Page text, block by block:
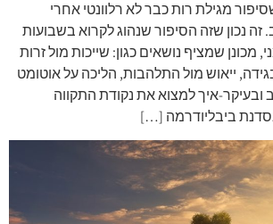
מגילת רות כבר לא רלוונטי אחרי
נכון שזה הסיפור שנהוג לקרוא בשבועות
מכונן שמציף נושאים כגון: שייכות מול זרות
ייאוש מול התלהבות, הליכה על אוטומט
איך למצוא את נקודת התקווה
ביבליודרמה […]